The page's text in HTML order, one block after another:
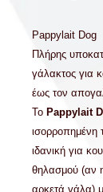
Pappylait Dog
Πλήρης
γάλακτος για
έως τον
Το Pappylait
ισορροπημένη
ιδανική για
θηλασμού (αν
αρκετά γάλα)